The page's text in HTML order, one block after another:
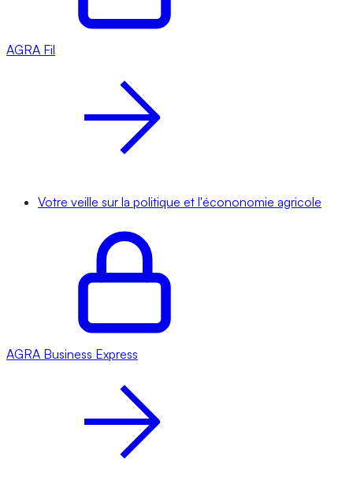
AGRA Fil
Votre veille sur la politique et l'écononomie agricole
AGRA Business Express